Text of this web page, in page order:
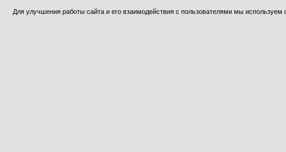
Для улучшения работы сайта и его взаимодействия с пользователями мы